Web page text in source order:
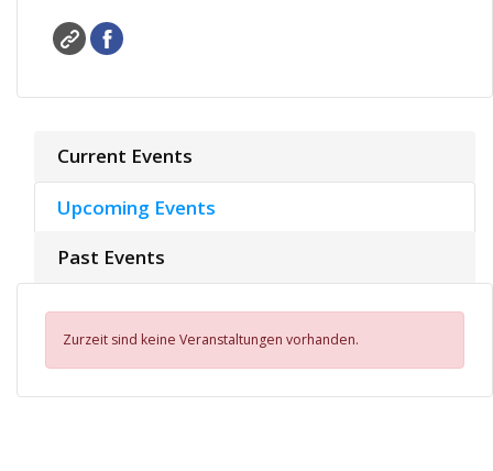
Current Events
Upcoming Events
Past Events
Zurzeit sind keine Veranstaltungen vorhanden.